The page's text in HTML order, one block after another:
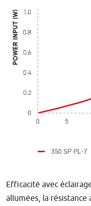
Efficacité avec
allumées, la